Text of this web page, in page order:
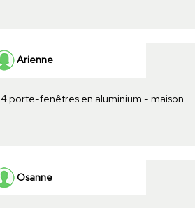
Arienne
4 porte-fenêtres en aluminium - maison
Osanne